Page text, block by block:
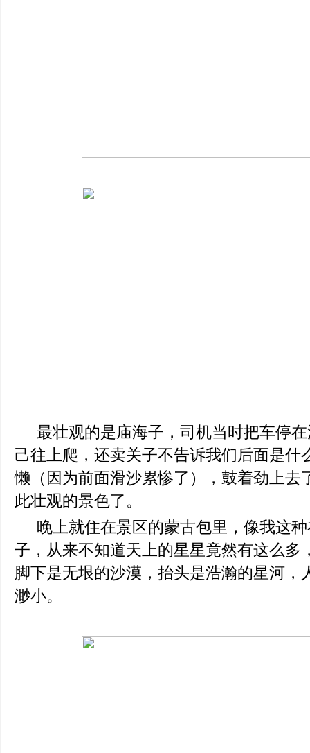
最壮观的是庙海子，司机当时把车停
己往上爬，还卖关子不告诉我们后面是什
懒（因为前面滑沙累惨了），鼓着劲上去
此壮观的景色了。
晚上就住在景区的蒙古包里，像我这
子，从来不知道天上的星星竟然有这么多
脚下是无垠的沙漠，抬头是浩瀚的星河，
渺小。